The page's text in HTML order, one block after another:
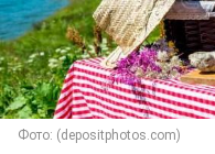
Фото: (depositphotos.com)